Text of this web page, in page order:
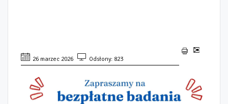
26 marzec 2026 Odsłony: 823